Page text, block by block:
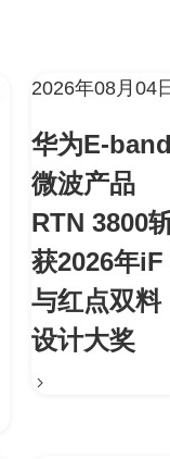
2026年08月04
华为E-
微波产品
RTN 3800
获2026年iF
与红点双料
设计大奖